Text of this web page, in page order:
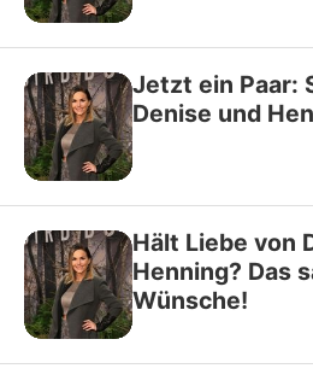
Jetzt ein Paar:
Denise und
Hält Liebe von
Henning? Das
Wünsche!